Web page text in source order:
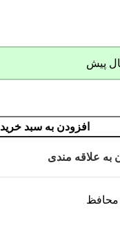
افزودن به سبد خرید
به علاقه مندی
محافظ